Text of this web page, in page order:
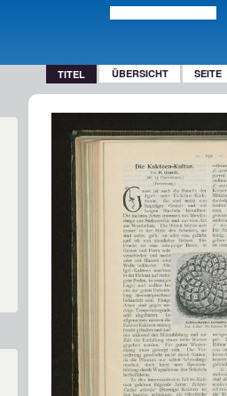
TITEL ÜBERSICHT SEITE